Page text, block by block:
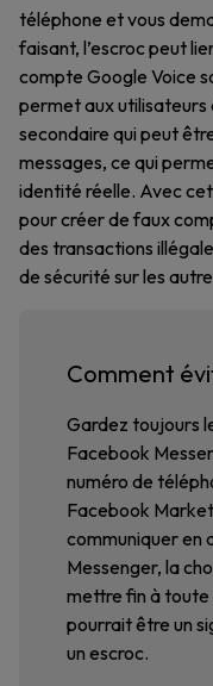
téléphone et vous
faisant, l’escroc peut
compte Google Voice
permet aux utilisateurs
secondaire qui peut
messages, ce qui
identité réelle. Avec
pour créer de faux
des transactions
de sécurité sur les
Comment
Gardez toujours
Facebook
numéro de
Facebook
communiquer en
Messenger, la
mettre fin à
pourrait être un
un escroc.